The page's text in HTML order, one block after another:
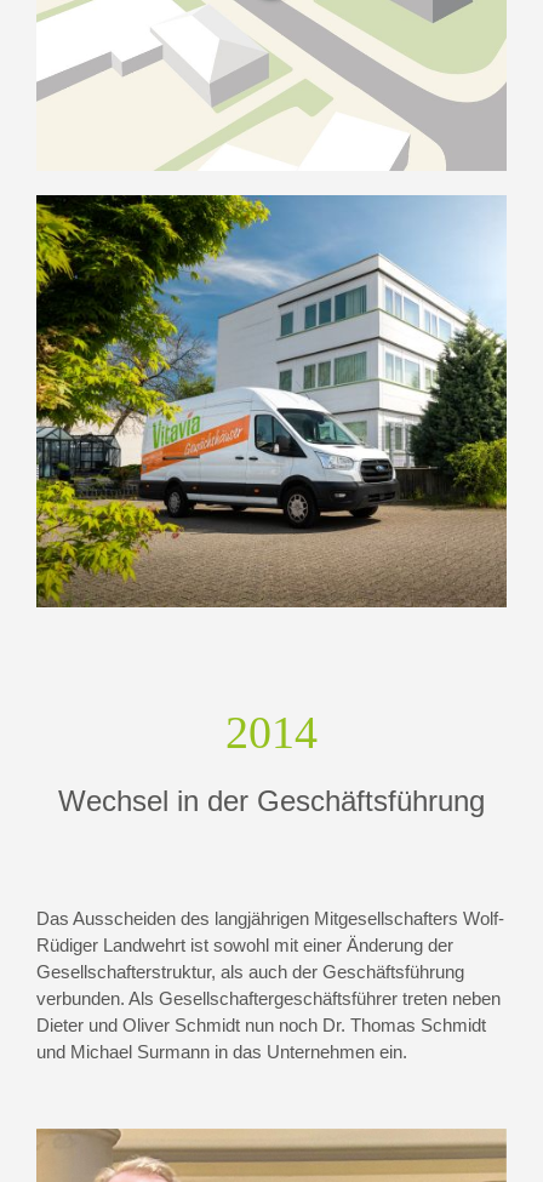
2014
Wechsel in der Geschäftsführung
Das Ausscheiden des langjährigen Mitgesellschafters Wolf-
Rüdiger Landwehrt ist sowohl mit einer Änderung der
Gesellschafterstruktur, als auch der Geschäftsführung
verbunden. Als Gesellschaftergeschäftsführer treten neben
Dieter und Oliver Schmidt nun noch Dr. Thomas Schmidt
und Michael Surmann in das Unternehmen ein.